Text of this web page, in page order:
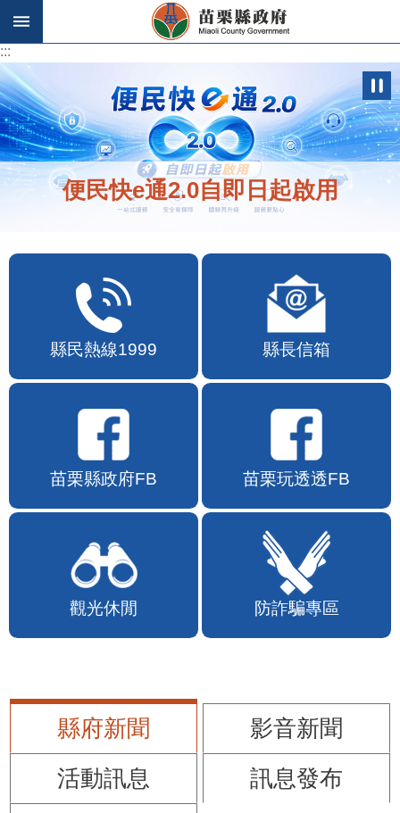
跳到主要內容區塊
:::
:::
便民快e通2.0自即日起啟用
縣民熱線1999 縣長信箱
苗栗縣政府FB 苗栗玩透透FB
觀光休閒 防詐騙專區
縣府新聞
影音新聞
活動訊息
訊息發布